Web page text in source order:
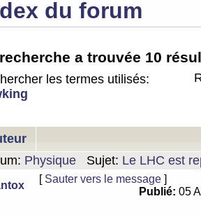
du forum
a trouvée 10
les termes utilisés:
Physique Sujet: Le LHC est
[ Sauter vers le message ]
Publié: 05